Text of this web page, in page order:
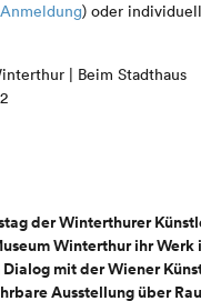
) oder
| Beim Stadthaus
der Winterthurer
Winterthur ihr Werk
mit der Wiener
Ausstellung über